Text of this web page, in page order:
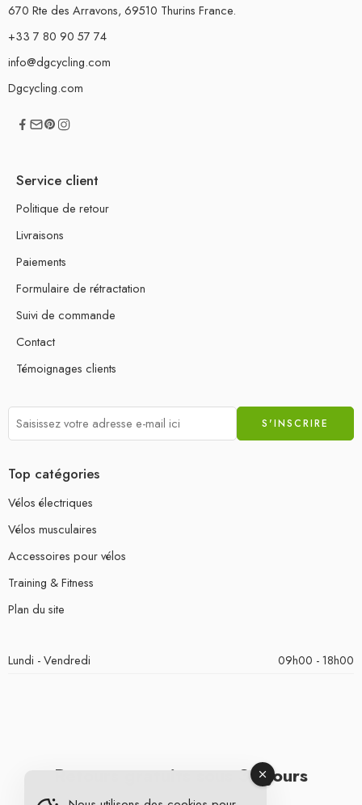
670 Rte des Arravons, 69510 Thurins France.
+33 7 80 90 57 74
info@dgcycling.com
Dgcycling.com
Service client
Politique de retour
Livraisons
Paiements
Formulaire de rétractation
Suivi de commande
Contact
Témoignages clients
Top catégories
Vélos électriques
Vélos musculaires
Accessoires pour vélos
Training & Fitness
Plan du site
Lundi - Vendredi 09h00 - 18h00
Retours gratuits sous 30 jours